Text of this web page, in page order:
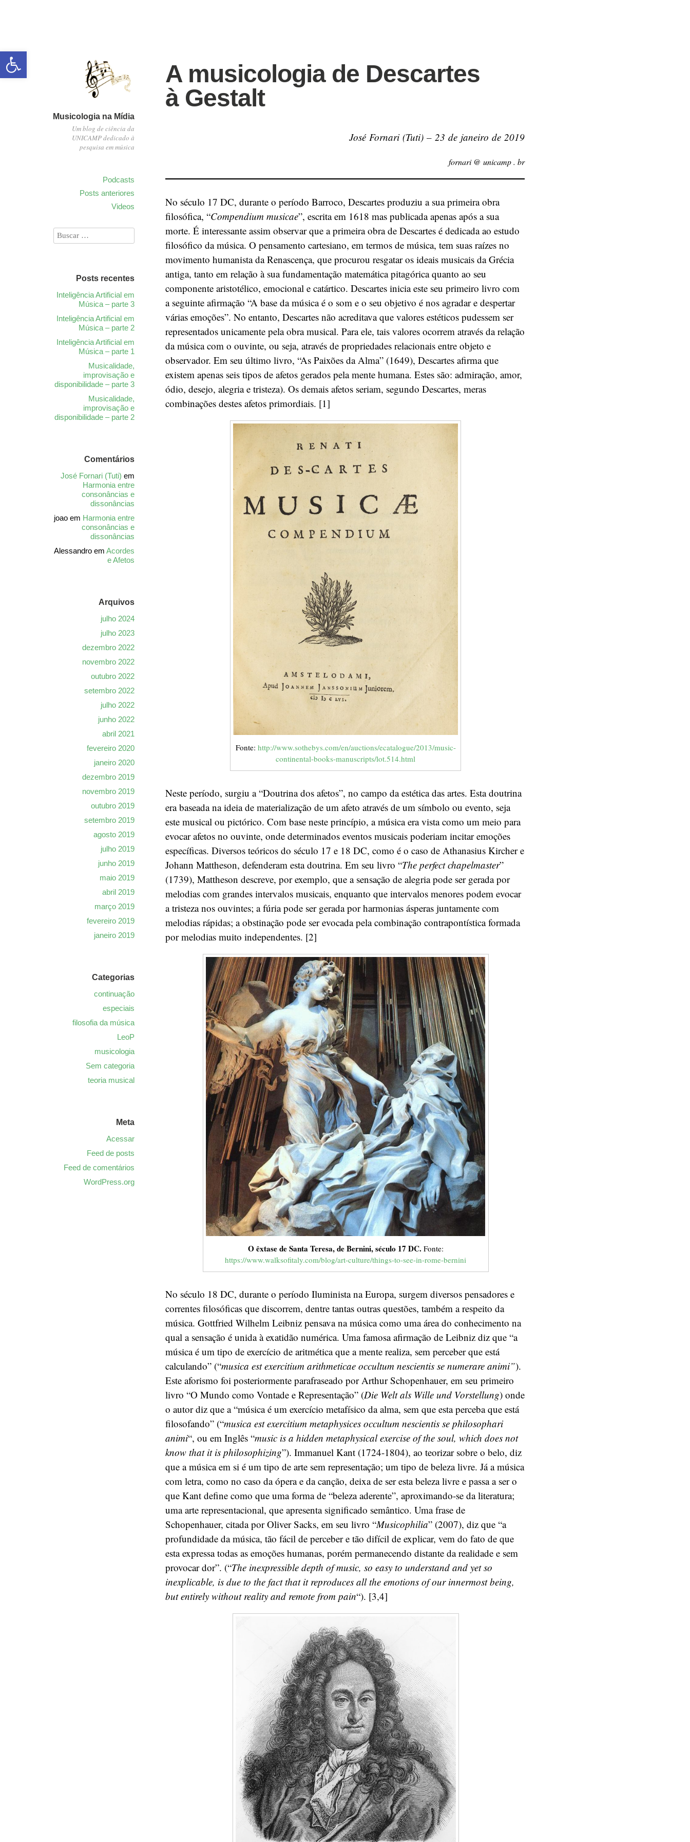
Abrir a barra de ferramentas
Musicologia na Mídia
Um blog de ciência da
UNICAMP dedicado à
pesquisa em música
Podcasts
Posts anteriores
Videos
A musicologia de Descartes
à Gestalt
José Fornari (Tuti) – 23 de janeiro de 2019
fornari @ unicamp . br
No século 17 DC, durante o período Barroco, Descartes produziu a sua primeira obra
filosófica, “Compendium musicae”, escrita em 1618 mas publicada apenas após a sua
morte. É interessante assim observar que a primeira obra de Descartes é dedicada ao estudo
filosófico da música. O pensamento cartesiano, em termos de música, tem suas raízes no
movimento humanista da Renascença, que procurou resgatar os ideais musicais da Grécia
antiga, tanto em relação à sua fundamentação matemática pitagórica quanto ao seu
componente aristotélico, emocional e catártico. Descartes inicia este seu primeiro livro com
a seguinte afirmação “A base da música é o som e o seu objetivo é nos agradar e despertar
várias emoções”. No entanto, Descartes não acreditava que valores estéticos pudessem ser
representados unicamente pela obra musical. Para ele, tais valores ocorrem através da relação
da música com o ouvinte, ou seja, através de propriedades relacionais entre objeto e
observador. Em seu último livro, “As Paixões da Alma” (1649), Descartes afirma que
existem apenas seis tipos de afetos gerados pela mente humana. Estes são: admiração, amor,
ódio, desejo, alegria e tristeza). Os demais afetos seriam, segundo Descartes, meras
combinações destes afetos primordiais. [1]
Fonte: http://www.sothebys.com/en/auctions/ecatalogue/2013/music-
continental-books-manuscripts/lot.514.html
Neste período, surgiu a “Doutrina dos afetos”, no campo da estética das artes. Esta doutrina
era baseada na ideia de materialização de um afeto através de um símbolo ou evento, seja
este musical ou pictórico. Com base neste princípio, a música era vista como um meio para
evocar afetos no ouvinte, onde determinados eventos musicais poderiam incitar emoções
específicas. Diversos teóricos do século 17 e 18 DC, como é o caso de Athanasius Kircher e
Johann Mattheson, defenderam esta doutrina. Em seu livro “The perfect chapelmaster”
(1739), Mattheson descreve, por exemplo, que a sensação de alegria pode ser gerada por
melodias com grandes intervalos musicais, enquanto que intervalos menores podem evocar
a tristeza nos ouvintes; a fúria pode ser gerada por harmonias ásperas juntamente com
melodias rápidas; a obstinação pode ser evocada pela combinação contrapontística formada
por melodias muito independentes. [2]
O êxtase de Santa Teresa, de Bernini, século 17 DC. Fonte:
https://www.walksofitaly.com/blog/art-culture/things-to-see-in-rome-bernini
No século 18 DC, durante o período Iluminista na Europa, surgem diversos pensadores e
correntes filosóficas que discorrem, dentre tantas outras questões, também a respeito da
música. Gottfried Wilhelm Leibniz pensava na música como uma área do conhecimento na
qual a sensação é unida à exatidão numérica. Uma famosa afirmação de Leibniz diz que “a
música é um tipo de exercício de aritmética que a mente realiza, sem perceber que está
calculando” (“musica est exercitium arithmeticae occultum nescientis se numerare animi”).
Este aforismo foi posteriormente parafraseado por Arthur Schopenhauer, em seu primeiro
livro “O Mundo como Vontade e Representação” (Die Welt als Wille und Vorstellung) onde
o autor diz que a “música é um exercício metafísico da alma, sem que esta perceba que está
filosofando” (“musica est exercitium metaphysices occultum nescientis se philosophari
animi“, ou em Inglês “music is a hidden metaphysical exercise of the soul, which does not
know that it is philosophizing”). Immanuel Kant (1724-1804), ao teorizar sobre o belo, diz
que a música em si é um tipo de arte sem representação; um tipo de beleza livre. Já a música
com letra, como no caso da ópera e da canção, deixa de ser esta beleza livre e passa a ser o
que Kant define como que uma forma de “beleza aderente”, aproximando-se da literatura;
uma arte representacional, que apresenta significado semântico. Uma frase de
Schopenhauer, citada por Oliver Sacks, em seu livro “Musicophilia” (2007), diz que “a
profundidade da música, tão fácil de perceber e tão difícil de explicar, vem do fato de que
esta expressa todas as emoções humanas, porém permanecendo distante da realidade e sem
provocar dor”. (“The inexpressible depth of music, so easy to understand and yet so
inexplicable, is due to the fact that it reproduces all the emotions of our innermost being,
but entirely without reality and remote from pain“). [3,4]
Posts recentes
Inteligência Artificial em
Música – parte 3
Inteligência Artificial em
Música – parte 2
Inteligência Artificial em
Música – parte 1
Musicalidade,
improvisação e
disponibilidade – parte 3
Musicalidade,
improvisação e
disponibilidade – parte 2
Comentários
José Fornari (Tuti) em
Harmonia entre
consonâncias e
dissonâncias
joao em Harmonia entre
consonâncias e
dissonâncias
Alessandro em Acordes
e Afetos
Arquivos
julho 2024
julho 2023
dezembro 2022
novembro 2022
outubro 2022
setembro 2022
julho 2022
junho 2022
abril 2021
fevereiro 2020
janeiro 2020
dezembro 2019
novembro 2019
outubro 2019
setembro 2019
agosto 2019
julho 2019
junho 2019
maio 2019
abril 2019
março 2019
fevereiro 2019
janeiro 2019
Categorias
continuação
especiais
filosofia da música
LeoP
musicologia
Sem categoria
teoria musical
Meta
Acessar
Feed de posts
Feed de comentários
WordPress.org